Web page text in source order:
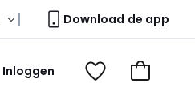
Download de app
Inloggen
Mijn
Kijk
Naar